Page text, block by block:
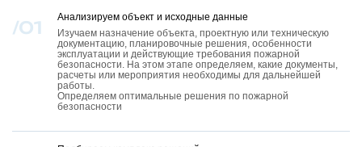
Анализируем объект и исходные данные
Изучаем назначение объекта, проектную или техническую
документацию, планировочные решения, особенности
эксплуатации и действующие требования пожарной
безопасности. На этом этапе определяем, какие документы,
расчеты или мероприятия необходимы для дальнейшей
работы.
Определяем оптимальные решения по пожарной
безопасности